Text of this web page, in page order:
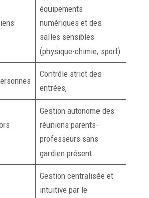
équipements
numériques et des
salles sensibles
(physique-chimie, sport)
Contrôle strict des
entrées,
Gestion autonome des
réunions parents-
professeurs sans
gardien présent
Gestion centralisée et
intuitive par le